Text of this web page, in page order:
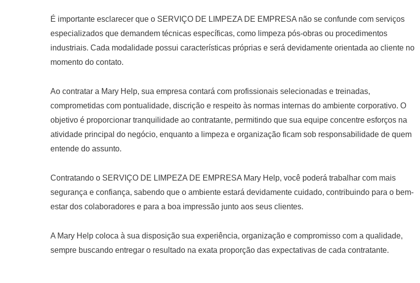
É importante esclarecer que o SERVIÇO DE LIMPEZA DE EMPRESA não se confunde com serviços
especializados que demandem técnicas específicas, como limpeza pós-obras ou procedimentos
industriais. Cada modalidade possui características próprias e será devidamente orientada ao cliente no
momento do contato.
Ao contratar a Mary Help, sua empresa contará com profissionais selecionadas e treinadas,
comprometidas com pontualidade, discrição e respeito às normas internas do ambiente corporativo. O
objetivo é proporcionar tranquilidade ao contratante, permitindo que sua equipe concentre esforços na
atividade principal do negócio, enquanto a limpeza e organização ficam sob responsabilidade de quem
entende do assunto.
Contratando o SERVIÇO DE LIMPEZA DE EMPRESA Mary Help, você poderá trabalhar com mais
segurança e confiança, sabendo que o ambiente estará devidamente cuidado, contribuindo para o bem-
estar dos colaboradores e para a boa impressão junto aos seus clientes.
A Mary Help coloca à sua disposição sua experiência, organização e compromisso com a qualidade,
sempre buscando entregar o resultado na exata proporção das expectativas de cada contratante.